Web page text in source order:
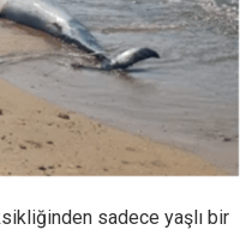
sadece yaşlı bir